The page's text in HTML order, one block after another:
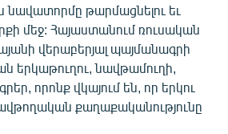
թարմացնելու եւ
մեջ: Հայաստանում ռուսական
վերաբերյալ պայմանագրի
երկաթուղու, նավթամուղի,
որոնք վկայում են, որ երկու
քաղաքականությունը